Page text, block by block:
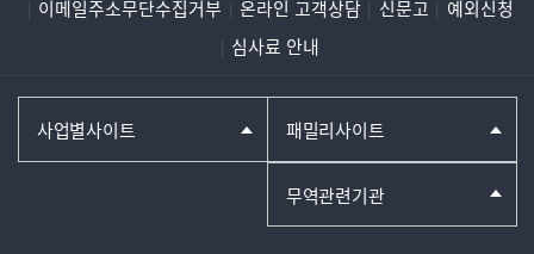
이메일주소무단수집거부
온라인 고객상담 신문고
예외신청
심사료 안내
사업별사이트 패밀리사이트
무역관련기관